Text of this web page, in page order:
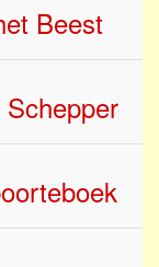
Beest